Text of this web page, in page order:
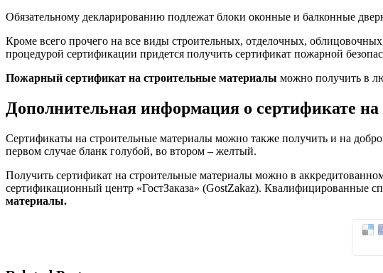
Обязательному декларированию подлежат блоки оконные и балконные
Кроме всего прочего на все виды строительных, отделочных,
процедурой сертификации придется получить сертификат пожарной
Пожарный сертификат на строительные материалы можно получить в
Дополнительная информация о сертификате
Сертификаты на строительные материалы можно также получить и на
первом случае бланк голубой, во втором – желтый.
Получить сертификат на строительные материалы можно в
сертификационный центр «ГостЗаказа» (GostZakaz). Квалифицированные
материалы.